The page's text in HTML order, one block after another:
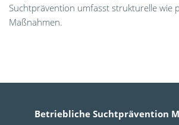
Suchtprävention umfasst strukturelle wie
Maßnahmen.
Betriebliche Suchtprävention